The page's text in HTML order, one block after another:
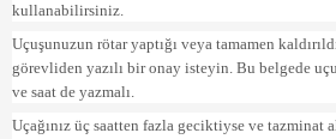
kullanabilirsiniz.
Uçuşunuzun rötar yaptığı veya tamamen
görevliden yazılı bir onay isteyin. Bu belgede
ve saat de yazmalı.
Uçağınız üç saatten fazla geciktiyse ve tazminat